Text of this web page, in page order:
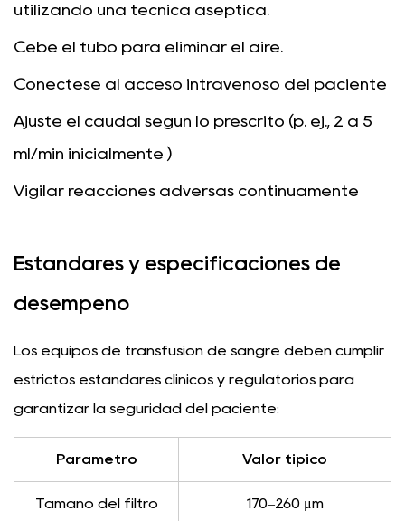
utilizando una técnica aséptica.
Cebe el tubo para eliminar el aire.
Conéctese al acceso intravenoso del paciente
Ajuste el caudal según lo prescrito (p. ej., 2 a 5
ml/min inicialmente )
Vigilar reacciones adversas continuamente
Estándares y especificaciones de
desempeño
Los equipos de transfusión de sangre deben cumplir
estrictos estándares clínicos y regulatorios para
garantizar la seguridad del paciente:
Parámetro Valor típico
Tamaño del filtro 170–260 μm